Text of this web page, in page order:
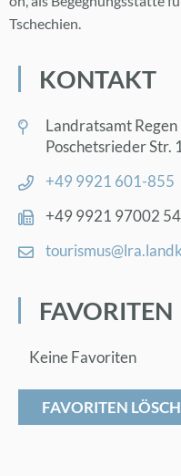
Tsche­chi­en.
KON­TAKT
Land­rats­amt
Po­sche­ts­rie­der Str.
+49 9921 601-855
+49 9921 97002
FA­VO­RI­TEN
Keine Favoriten
FAVORITEN